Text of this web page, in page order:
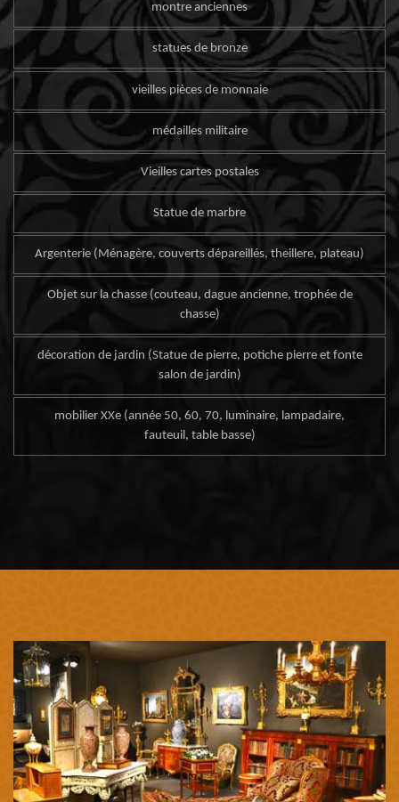
montre anciennes
statues de bronze
vieilles pièces de monnaie
médailles militaire
Vieilles cartes postales
Statue de marbre
Argenterie (Ménagère, couverts dépareillés, theillere, plateau)
Objet sur la chasse (couteau, dague ancienne, trophée de
chasse)
décoration de jardin (Statue de pierre, potiche pierre et fonte
salon de jardin)
mobilier XXe (année 50, 60, 70, luminaire, lampadaire,
fauteuil, table basse)